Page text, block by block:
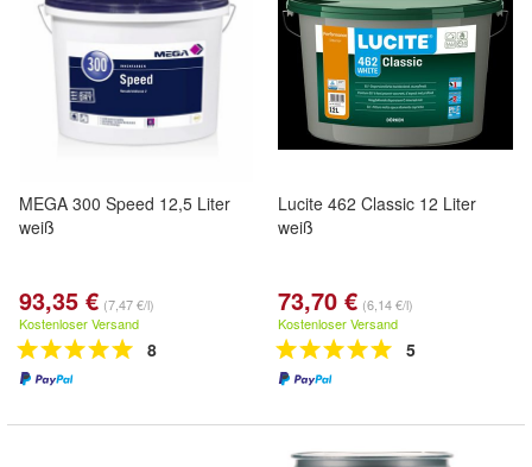
MEGA 300 Speed 12,5 Liter
weiß
93,35 € (7,47 €/l)
Kostenloser Versand
8
Lucite 462 Classic 12 Liter
weiß
73,70 € (6,14 €/l)
Kostenloser Versand
5